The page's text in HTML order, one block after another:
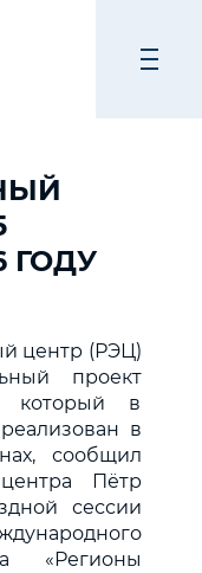
ГОДУ
центр (РЭЦ)
проект
который в
в
сообщил
Пётр
сессии
«Регионы